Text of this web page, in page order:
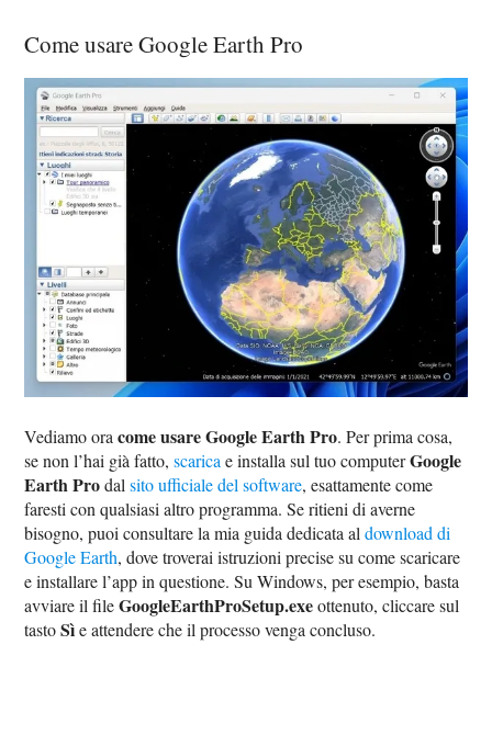
Come usare Google Earth Pro
Vediamo oracome usare Google Earth Pro. Per prima cosa,
se non l’hai già fatto,scaricae installa sul tuo computerGoogle
Earth Prodalsito ufficiale del software, esattamente come
faresti con qualsiasi altro programma. Se ritieni di averne
bisogno, puoi consultare la mia guida dedicata aldownload di
Google Earth, dove troverai istruzioni precise su come scaricare
e installare l’app in questione. Su Windows, per esempio, basta
avviare il fileGoogleEarthProSetup.exeottenuto, cliccare sul
tastoSìe attendere che il processo venga concluso.